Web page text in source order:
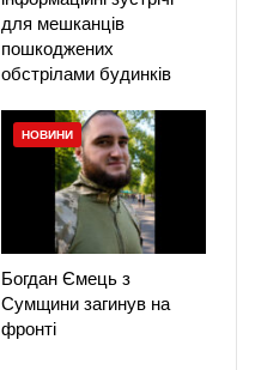
для мешканців
пошкоджених
обстрілами будинків
НОВИНИ
Богдан Ємець з
Сумщини загинув на
фронті